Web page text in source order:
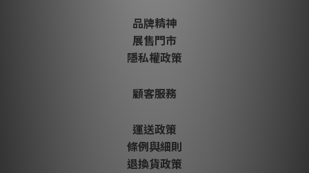
品牌精神
展售門市
隱私權政策
顧客服務
運送政策
條例與細則
退換貨政策